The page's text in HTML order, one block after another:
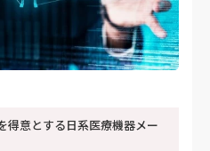
得意とする日系医療機器メー